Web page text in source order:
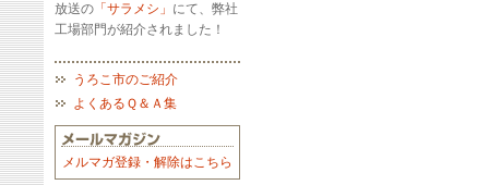
放送の 「サラメシ」 にて、弊社
工場部門が紹介されました！
うろこ市のご紹介
よくあるＱ＆Ａ集
メルマガ登録・解除はこちら